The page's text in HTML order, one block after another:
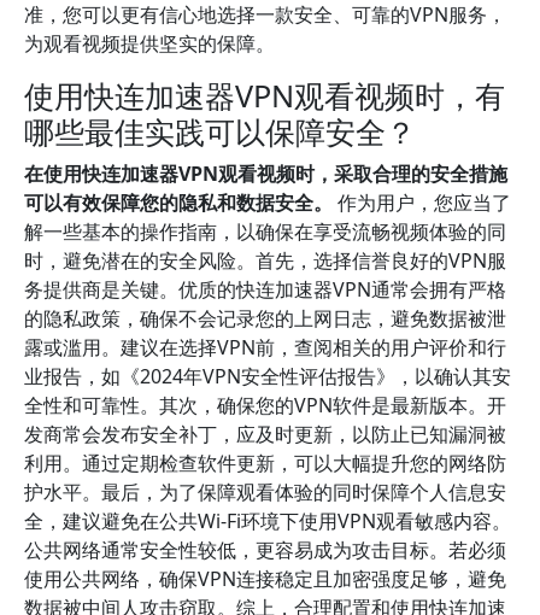
准，您可以更有信心地选择一款安全、可靠的VPN服务，
为观看视频提供坚实的保障。
使用快连加速器VPN观看视频时，有
哪些最佳实践可以保障安全？
在使用快连加速器VPN观看视频时，采取合理的安全措施
可以有效保障您的隐私和数据安全。
作为用户，您应当了
解一些基本的操作指南，以确保在享受流畅视频体验的同
时，避免潜在的安全风险。首先，选择信誉良好的VPN服
务提供商是关键。优质的快连加速器VPN通常会拥有严格
的隐私政策，确保不会记录您的上网日志，避免数据被泄
露或滥用。建议在选择VPN前，查阅相关的用户评价和行
业报告，如《2024年VPN安全性评估报告》，以确认其安
全性和可靠性。其次，确保您的VPN软件是最新版本。开
发商常会发布安全补丁，应及时更新，以防止已知漏洞被
利用。通过定期检查软件更新，可以大幅提升您的网络防
护水平。最后，为了保障观看体验的同时保障个人信息安
全，建议避免在公共Wi-Fi环境下使用VPN观看敏感内容。
公共网络通常安全性较低，更容易成为攻击目标。若必须
使用公共网络，确保VPN连接稳定且加密强度足够，避免
数据被中间人攻击窃取。综上，合理配置和使用快连加速